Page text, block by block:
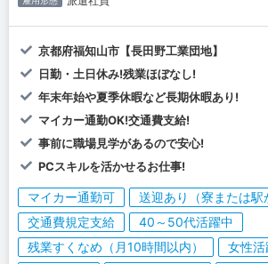
京都府福知山市【長田野工業団地】
日勤・土日休み!残業ほぼなし!
年末年始や夏季休暇など長期休暇あり!
マイカー通勤OK!交通費支給!
事前に職場見学があるので安心!
PCスキルを活かせるお仕事!
マイカー通勤可
送迎あり（寮または駅
交通費規定支給
40～50代活躍中
残業すくなめ（月10時間以内）
女性活